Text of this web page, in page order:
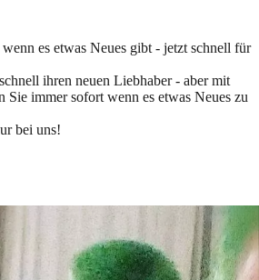
es etwas Neues gibt - jetzt schnell für
ihren neuen Liebhaber - aber mit
Sie immer sofort wenn es etwas Neues zu
bei uns!